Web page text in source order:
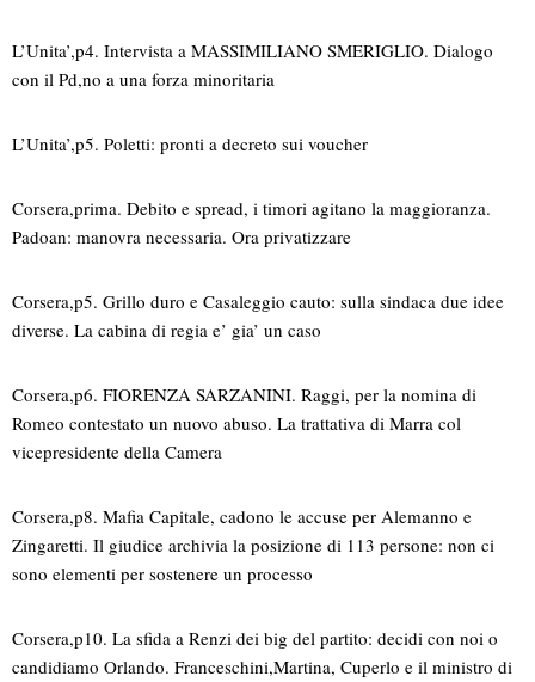
L’Unita’,p4. Intervista a MASSIMILIANO SMERIGLIO. Dialogo
con il Pd,no a una forza minoritaria
L’Unita’,p5. Poletti: pronti a decreto sui voucher
Corsera,prima. Debito e spread, i timori agitano la maggioranza.
Padoan: manovra necessaria. Ora privatizzare
Corsera,p5. Grillo duro e Casaleggio cauto: sulla sindaca due idee
diverse. La cabina di regia e’ gia’ un caso
Corsera,p6. FIORENZA SARZANINI. Raggi, per la nomina di
Romeo contestato un nuovo abuso. La trattativa di Marra col
vicepresidente della Camera
Corsera,p8. Mafia Capitale, cadono le accuse per Alemanno e
Zingaretti. Il giudice archivia la posizione di 113 persone: non ci
sono elementi per sostenere un processo
Corsera,p10. La sfida a Renzi dei big del partito: decidi con noi o
candidiamo Orlando. Franceschini,Martina, Cuperlo e il ministro di